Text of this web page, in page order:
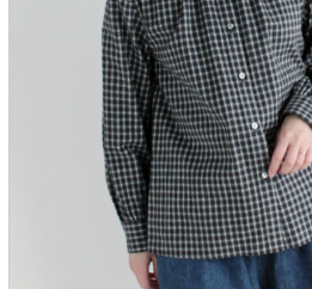
SALE ITEM
福袋
ブランド
マイページ
お買い物カゴ
配送遅延情報